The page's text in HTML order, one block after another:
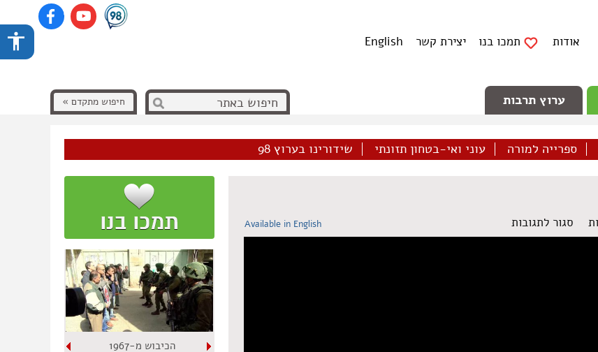
אודות תמכו בנו יצירת קשר English
ערוץ תרבות חיפוש מתקדם »
ספרייה למורה עוני ואי-בטחון תזונתי שידורינו בערוץ 98
סגור לתגובותעל
בסבל
Available in English
הכיבוש מ-1967